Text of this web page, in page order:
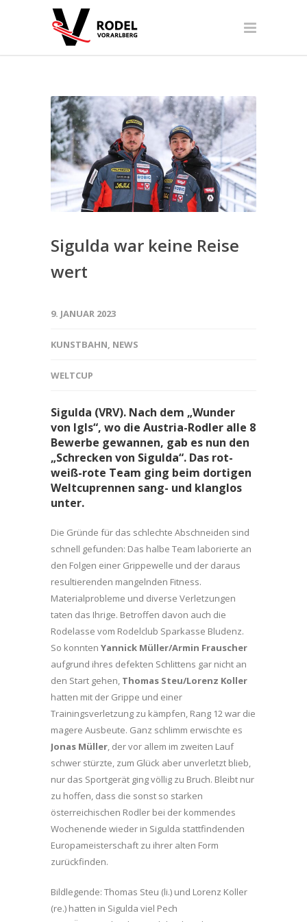
Sigulda war keine Reise
wert
9. JANUAR 2023
KUNSTBAHN, NEWS
WELTCUP
Sigulda (VRV). Nach dem „Wunder
von Igls“, wo die Austria-Rodler alle 8
Bewerbe gewannen, gab es nun den
„Schrecken von Sigulda“. Das rot-
weiß-rote Team ging beim dortigen
Weltcuprennen sang- und klanglos
unter.
Die Gründe für das schlechte Abschneiden sind
schnell gefunden: Das halbe Team laborierte an
den Folgen einer Grippewelle und der daraus
resultierenden mangelnden Fitness.
Materialprobleme und diverse Verletzungen
taten das Ihrige. Betroffen davon auch die
Rodelasse vom Rodelclub Sparkasse Bludenz.
So konnten Yannick Müller/Armin Frauscher
aufgrund ihres defekten Schlittens gar nicht an
den Start gehen, Thomas Steu/Lorenz Koller
hatten mit der Grippe und einer
Trainingsverletzung zu kämpfen, Rang 12 war die
magere Ausbeute. Ganz schlimm erwischte es
Jonas Müller, der vor allem im zweiten Lauf
schwer stürzte, zum Glück aber unverletzt blieb,
nur das Sportgerät ging völlig zu Bruch. Bleibt nur
zu hoffen, dass die sonst so starken
österreichischen Rodler bei der kommendes
Wochenende wieder in Sigulda stattfindenden
Europameisterschaft zu ihrer alten Form
zurückfinden.
Bildlegende: Thomas Steu (li.) und Lorenz Koller
(re.) hatten in Sigulda viel Pech